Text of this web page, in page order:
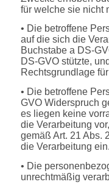
für welche sie nicht
• Die betroffene
auf die sich die
Buchstabe a DS-
DS-GVO stützte,
Rechtsgrundlage
• Die betroffene
GVO Widerspruch
es liegen keine
die Verarbeitung
gemäß Art. 21 Abs.
die Verarbeitung ein.
• Die
unrechtmäßig